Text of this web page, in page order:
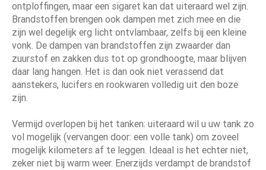
ontploffingen, maar een sigaret kan dat uiteraard wel zijn.
Brandstoffen brengen ook dampen met zich mee en die
zijn wel degelijk erg licht ontvlambaar, zelfs bij een kleine
vonk. De dampen van brandstoffen zijn zwaarder dan
zuurstof en zakken dus tot op grondhoogte, maar blijven
daar lang hangen. Het is dan ook niet verassend dat
aanstekers, lucifers en rookwaren volledig uit den boze
zijn.
Vermijd overlopen bij het tanken: uiteraard wil u uw tank zo
vol mogelijk (vervangen door: een volle tank) om zoveel
mogelijk kilometers af te leggen. Ideaal is het echter niet,
zeker niet bij warm weer. Enerzijds verdampt de brandstof